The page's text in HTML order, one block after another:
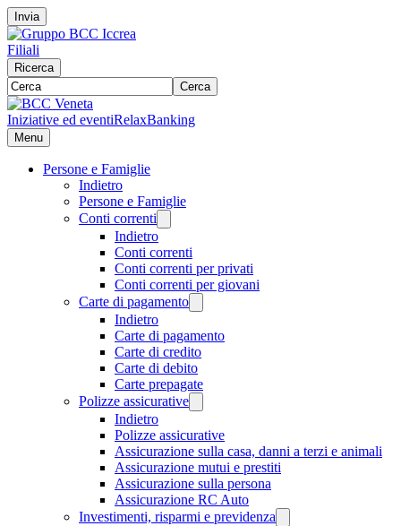
Invia
Filiali
Ricerca
Cerca
Iniziative ed eventiRelaxBanking
Menu
Persone e Famiglie
Indietro
Persone e Famiglie
Conti correnti
Indietro
Conti correnti
Conti correnti per privati
Conti correnti per giovani
Carte di pagamento
Indietro
Carte di pagamento
Carte di credito
Carte di debito
Carte prepagate
Polizze assicurative
Indietro
Polizze assicurative
Assicurazione sulla casa, danni a terzi e animali
Assicurazione mutui e prestiti
Assicurazione sulla persona
Assicurazione RC Auto
Investimenti, risparmi e previdenza